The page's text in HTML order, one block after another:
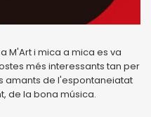
M'Art i mica a mica es va
més interessants tan per
amants de l'espontaneiatat
de la bona música.